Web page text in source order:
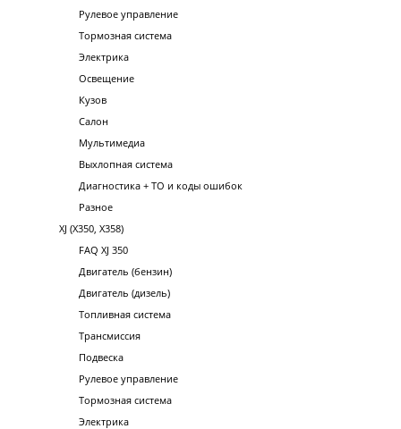
Рулевое управление
Тормозная система
Электрика
Освещение
Кузов
Салон
Мультимедиа
Выхлопная система
Диагностика + ТО и коды ошибок
Разное
XJ (X350, X358)
FAQ XJ 350
Двигатель (бензин)
Двигатель (дизель)
Топливная система
Трансмиссия
Подвеска
Рулевое управление
Тормозная система
Электрика